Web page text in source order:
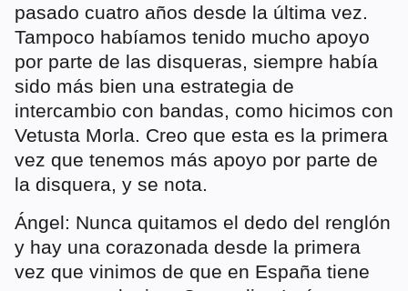
pasado cuatro años desde la última vez.
Tampoco habíamos tenido mucho apoyo
por parte de las disqueras, siempre había
sido más bien una estrategia de
intercambio con bandas, como hicimos con
Vetusta Morla. Creo que esta es la primera
vez que tenemos más apoyo por parte de
la disquera, y se nota.
Ángel: Nunca quitamos el dedo del renglón
y hay una corazonada desde la primera
vez que vinimos de que en España tiene